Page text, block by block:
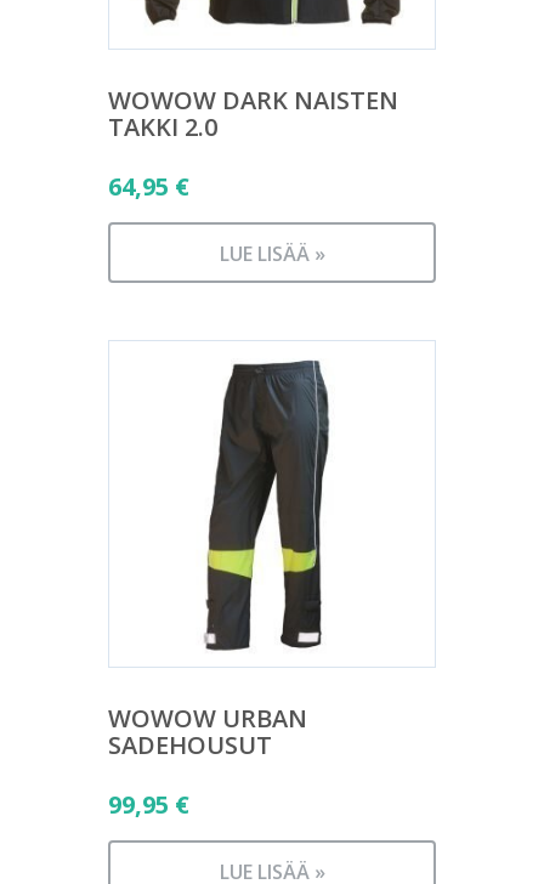
WOWOW DARK NAISTEN
TAKKI 2.0
64,95 €
LUE LISÄÄ »
WOWOW URBAN
SADEHOUSUT
99,95 €
LUE LISÄÄ »